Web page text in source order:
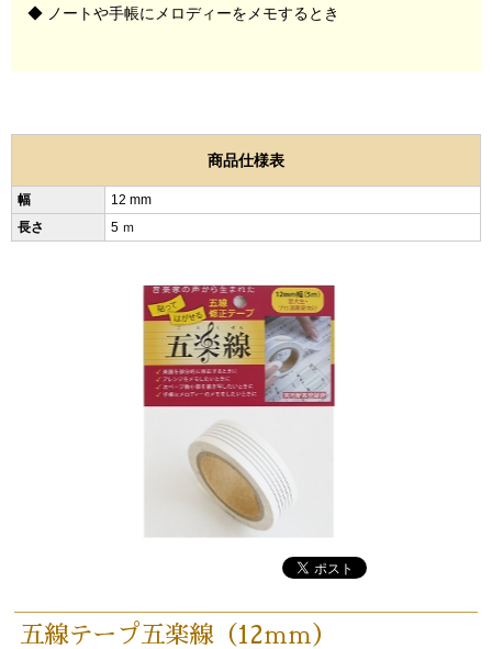
◆ ノートや手帳にメロディーをメモするとき
商品仕様表
幅
12 mm
長さ
5 ｍ
五線テープ五楽線（12ｍｍ）